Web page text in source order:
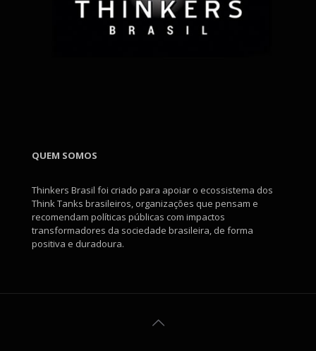
QUEM SOMOS
Thinkers Brasil foi criado para apoiar o ecossistema dos
Think Tanks brasileiros, organizações que pensam e
recomendam políticas públicas com impactos
transformadores da sociedade brasileira, de forma
positiva e duradoura.